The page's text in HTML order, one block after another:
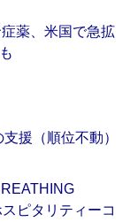
症薬、米国で急拡
援（順位不動）
ピタリティーコ